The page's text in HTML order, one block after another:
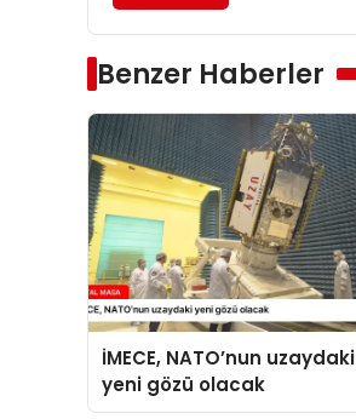
Benzer Haberler
İMECE, NATO’nun uzaydaki
yeni gözü olacak